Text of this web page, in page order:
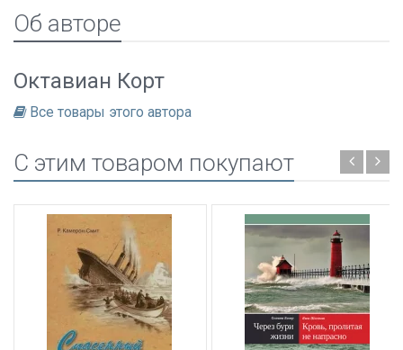
Об авторе
Октавиан Корт
Все товары этого автора
C этим товаром покупают